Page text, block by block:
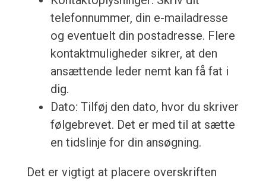
telefonnummer, din e-mailadresse
og eventuelt din postadresse. Flere
kontaktmuligheder sikrer, at den
ansættende leder nemt kan få fat i
dig.
Dato: Tilføj den dato, hvor du skriver
følgebrevet. Det er med til at sætte
en tidslinje for din ansøgning.
Det er vigtigt at placere overskriften